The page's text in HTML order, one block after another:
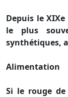
Depuis le
le plus
synthétiques,
Alimentation
Si le rouge de